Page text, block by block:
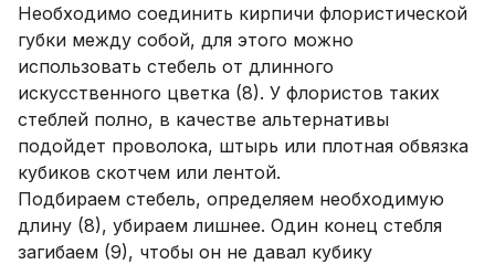
Необходимо соединить кирпичи флористической
губки между собой, для этого можно
использовать стебель от длинного
искусственного цветка (8). У флористов таких
стеблей полно, в качестве альтернативы
подойдет проволока, штырь или плотная обвязка
кубиков скотчем или лентой.
Подбираем стебель, определяем необходимую
длину (8), убираем лишнее. Один конец стебля
загибаем (9), чтобы он не давал кубику